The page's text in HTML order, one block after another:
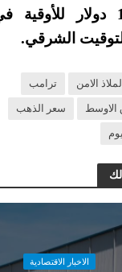
1،555.73 دولار
الامن
ترامب
الاوسط
سعر الذهب
الاخبار الاقتصادية